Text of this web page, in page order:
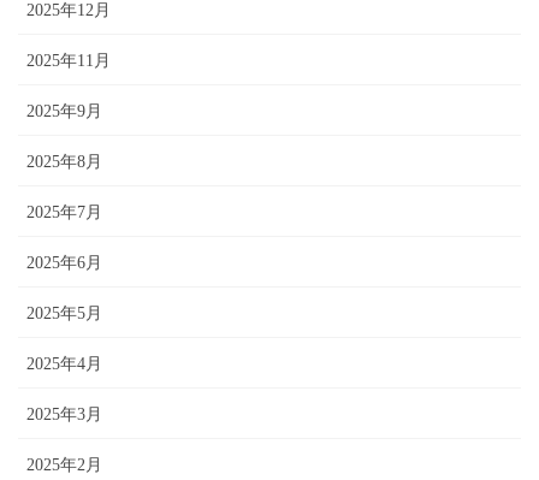
2025年12月
2025年11月
2025年9月
2025年8月
2025年7月
2025年6月
2025年5月
2025年4月
2025年3月
2025年2月